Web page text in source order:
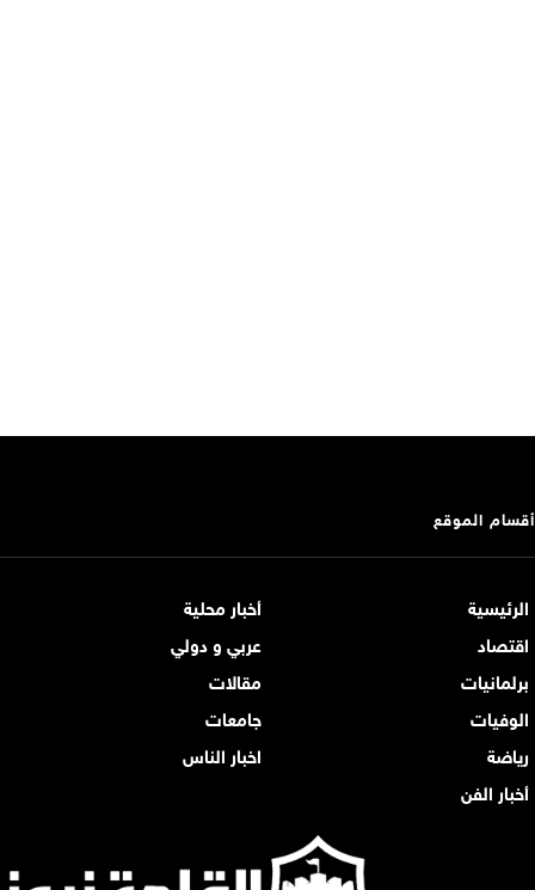
أقسام الموقع
الرئيسية
أخبار محلية
اقتصاد
عربي و دولي
برلمانيات
مقالات
الوفيات
جامعات
رياضة
اخبار الناس
أخبار الفن